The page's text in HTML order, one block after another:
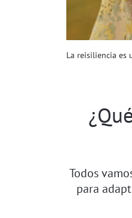
La reisiliencia es
Todos
para